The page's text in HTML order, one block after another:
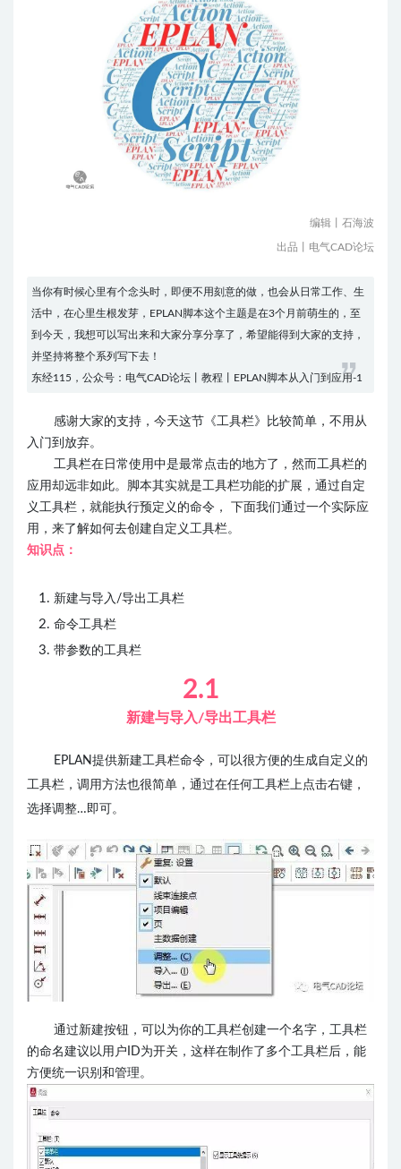
编辑丨石海波
出品丨电气CAD论坛
当你有时候心里有个念头时，即便不用刻意的做，也会从日常工作、生
活中，在心里生根发芽，EPLAN脚本这个主题是在3个月前萌生的，至
到今天，我想可以写出来和大家分享分享了，希望能得到大家的支持，
并坚持将整个系列写下去！
东经115，公众号：电气CAD论坛丨教程丨EPLAN脚本从入门到应用-1
感谢大家的支持，今天这节《工具栏》比较简单，不用从
入门到放弃。
工具栏在日常使用中是最常点击的地方了，然而工具栏的
应用却远非如此。脚本其实就是工具栏功能的扩展，通过自定
义工具栏，就能执行预定义的命令， 下面我们通过一个实际应
用，来了解如何去创建自定义工具栏。
知识点：
新建与导入/导出工具栏
命令工具栏
带参数的工具栏
2.1
新建与导入/导出工具栏
EPLAN提供新建工具栏命令，可以很方便的生成自定义的
工具栏，调用方法也很简单，通过在任何工具栏上点击右键，
选择调整…即可。
通过新建按钮，可以为你的工具栏创建一个名字，工具栏
的命名建议以用户ID为开关，这样在制作了多个工具栏后，能
方便统一识别和管理。